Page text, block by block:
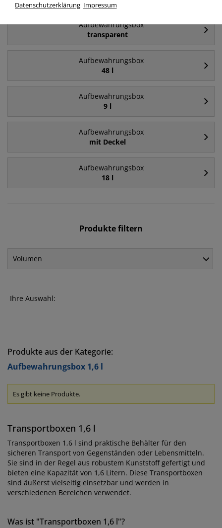
Aufbewahrungsbox
transparent
Aufbewahrungsbox
48 l
Aufbewahrungsbox
9 l
Aufbewahrungsbox
mit Deckel
Aufbewahrungsbox
18 l
Produkte filtern
Volumen
Ihre Auswahl:
Produkte aus der Kategorie:
Aufbewahrungsbox 1,6 l
Es gibt keine Produkte.
Transportboxen 1,6 l
Transportboxen 1,6 l sind praktische Behälter für den
sicheren Transport von Gegenständen oder Lebensmitteln.
Sie sind in der Regel aus robustem Kunststoff gefertigt und
bieten eine Kapazität von 1,6 Litern. Diese Transportboxen
sind äußerst vielseitig einsetzbar und werden in
verschiedenen Bereichen verwendet.
Was ist "Transportboxen 1,6 l"?
Datenschutzerklärung Impressum